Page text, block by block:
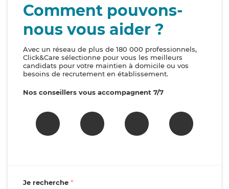
Comment pouvons-
nous vous aider ?
Avec un réseau de plus de 180 000 professionnels,
Click&Care sélectionne pour vous les meilleurs
candidats pour votre maintien à domicile ou vos
besoins de recrutement en établissement.
Nos conseillers vous accompagnent 7/7
Je recherche